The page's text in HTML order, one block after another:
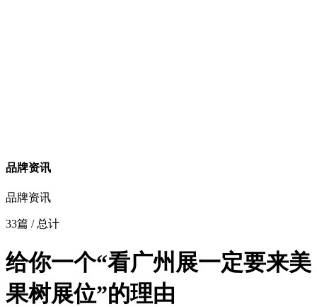
品牌资讯
品牌资讯
33篇 / 总计
给你一个“看广州展一定要来美
果树展位”的理由